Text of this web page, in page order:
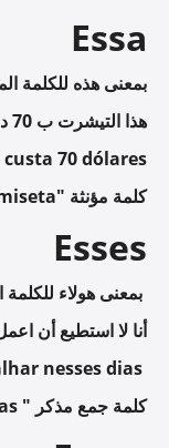
Essa
بمعنى هذه للكلمة
هذا التيشرت ب 70 دولار
70 dólares
تم استخدام "essa" لأن كلمة "Camiseta" كلمة مؤنثة
Esses
أنا لا استطيع أن
nesses dias
تم استخدام "esses" لأن كلمة "dias " كلمة جمع مذكر